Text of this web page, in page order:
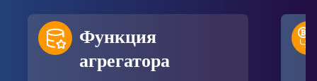
Функция
агрегатора